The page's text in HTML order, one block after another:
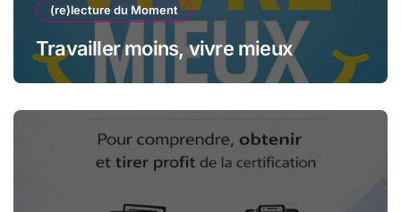
(re)lecture du Moment
Travailler moins, vivre mieux